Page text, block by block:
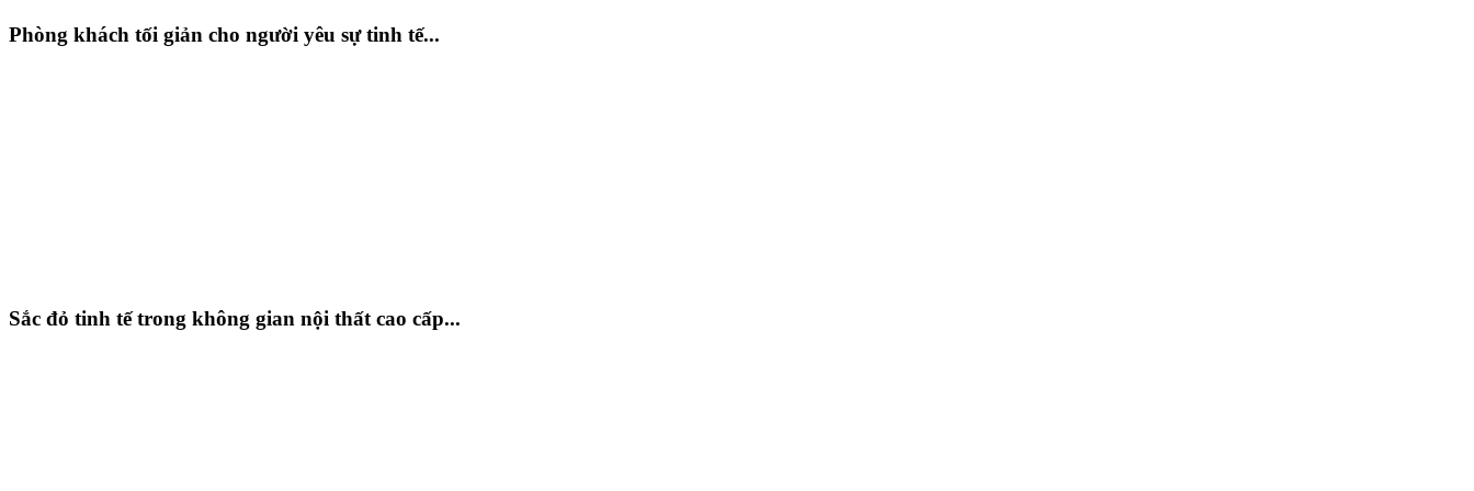
Phòng khách tối giản cho người yêu sự tinh tế...
Sắc đỏ tinh tế trong không gian nội thất cao cấp...